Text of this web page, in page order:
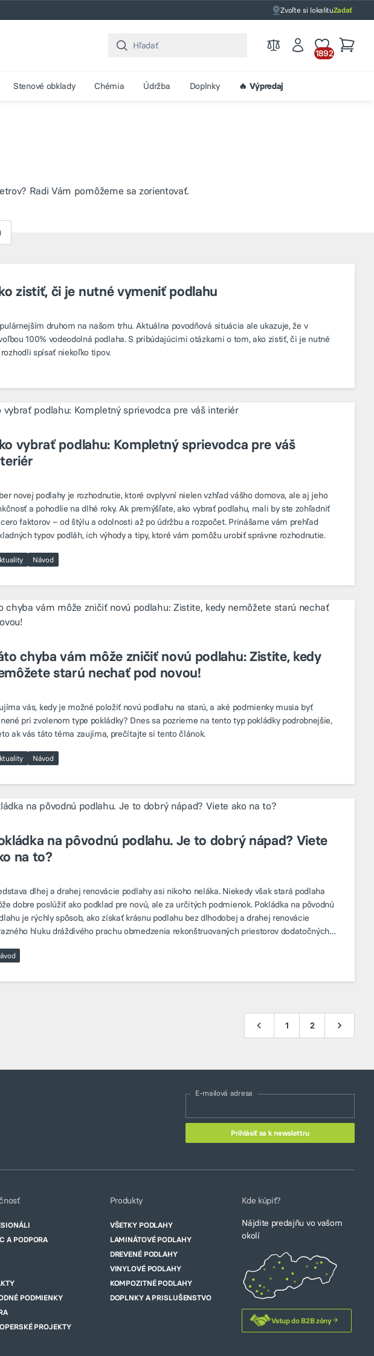
Zvoľte si lokalituZadať
1892
Stenové obklady Chémia Údržba Doplnky 🔥 Výpredaj
Radi Vám pomôžeme sa zorientovať.
zistiť, či je nutné vymeniť podlahu
druhom na našom trhu. Aktuálna povodňová situácia ale ukazuje, že v
100% vodeodolná podlaha. S pribúdajúcimi otázkami o tom, ako zistiť, či je nutné
spísať niekoľko tipov.
vybrať podlahu: Kompletný sprievodca pre váš
novej podlahy je rozhodnutie, ktoré ovplyvní nielen vzhľad vášho domova, ale aj jeho
a pohodlie na dlhé roky. Ak premýšľate, ako vybrať podlahu, mali by ste zohľadniť
faktorov – od štýlu a odolnosti až po údržbu a rozpočet. Prinášame vám prehľad
typov podláh, ich výhody a tipy, ktoré vám pomôžu urobiť správne rozhodnutie.
Návod
chyba vám môže zničiť novú podlahu: Zistite, kedy
starú nechať pod novou!
vás, kedy je možné položiť novú podlahu na starú, a aké podmienky musia byť
pri zvolenom type pokládky? Dnes sa pozrieme na tento typ pokládky podrobnejšie,
ak vás táto téma zaujíma, prečítajte si tento článok.
Návod
na pôvodnú podlahu. Je to dobrý nápad? Viete
na to?
dlhej a drahej renovácie podlahy asi nikoho neláka. Niekedy však stará podlaha
dobre poslúžiť ako podklad pre novú, ale za určitých podmienok. Pokládka na pôvodnú
je rýchly spôsob, ako získať krásnu podlahu bez dlhodobej a drahej renovácie
hluku dráždivého prachu obmedzenia rekonštruovaných priestorov dodatočných
1 2
E-mailová adresa
A PODPORA
PODMIENKY
PROJEKTY
Produkty
VŠETKY PODLAHY
LAMINÁTOVÉ PODLAHY
DREVENÉ PODLAHY
VINYLOVÉ PODLAHY
KOMPOZITNÉ PODLAHY
DOPLNKY A PRISLUŠENSTVO
Kde kúpiť?
Nájdite predajňu vo vašom
okolí
Vstup do B2B zóny